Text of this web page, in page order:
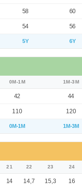
58 60
54 56
5Y 6Y
0M-1M 1M-3M
42 44
110 120
0M-1M 1M-3M
21 22 23 24
14 14,7 15,3 16